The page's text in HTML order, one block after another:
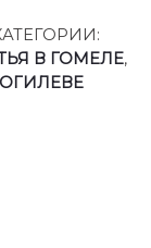
В ГОМЕЛЕ,